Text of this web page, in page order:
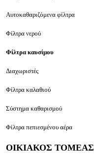
Αυτοκαθαριζόμενα φίλτρα
Φίλτρα νερού
Φίλτρα καυσίμου
Διαχωριστές
Φίλτρα καλαθιού
Σύστημα καθαρισμού
Φίλτρα πεπιεσμένου αέρα
ΟΙΚΙΑΚΟΣ ΤΟΜΕΑΣ